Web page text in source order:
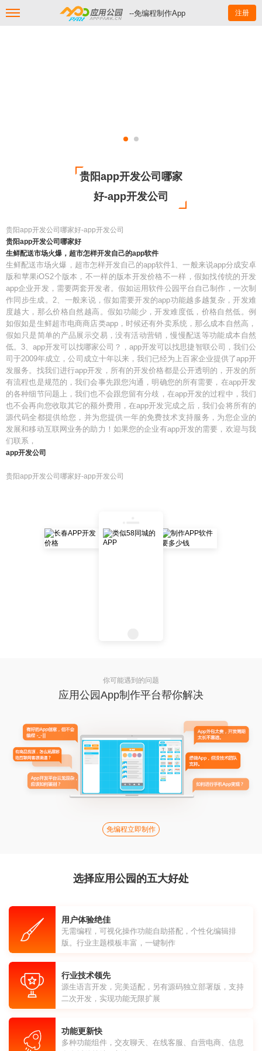
--免编程制作App 注册
贵阳app开发公司哪家
好-app开发公司
贵阳app开发公司哪家好-app开发公司
贵阳app开发公司哪家好
生鲜配送市场火爆，超市怎样开发自己的app软件
生鲜配送市场火爆，超市怎样开发自己的app软件1、一般来说app分成安卓
版和苹果iOS2个版本，不一样的版本开发价格不一样，假如找传统的开发
app企业开发，需要两套开发者。假如运用软件公园平台自己制作，一次制
作同步生成。2、一般来说，假如需要开发的app功能越多越复杂，开发难
度越大，那么价格自然越高。假如功能少，开发难度低，价格自然低。例
如假如是生鲜超市电商商店类app，时候还有外卖系统，那么成本自然高，
假如只是简单的产品展示交易，没有活动营销，慢慢配送等功能成本自然
低。3、app开发可以找哪家公司？，app开发可以找思捷智联公司，我们公
司于2009年成立，公司成立十年以来，我们已经为上百家企业提供了app开
发服务。找我们进行app开发，所有的开发价格都是公开透明的，开发的所
有流程也是规范的，我们会事先跟您沟通，明确您的所有需要，在app开发
的各种细节问题上，我们也不会跟您留有分歧，在app开发的过程中，我们
也不会再向您收取其它的额外费用，在app开发完成之后，我们会将所有的
源代码全都提供给您，并为您提供一年的免费技术支持服务，为您企业的
发展和移动互联网业务的助力！如果您的企业有app开发的需要，欢迎与我
们联系，
app开发公司
贵阳app开发公司哪家好-app开发公司
你可能遇到的问题
应用公园App制作平台帮你解决
免编程立即制作
选择应用公园的五大好处
用户体验绝佳
无需编程，可视化操作功能自助搭配，个性化编辑排
版。行业主题模板丰富，一键制作
行业技术领先
源生语言开发，完美适配，另有源码独立部署版，支持
二次开发，实现功能无限扩展
功能更新快
多种功能组件，交友聊天、在线客服、自营电商、信息